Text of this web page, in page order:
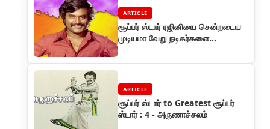
ARTICLE
சூப்பர் ஸ்டார் ரஜினியை சென்றடைய
முடியமா வேறு நடிகர்களை
ARTICLE
சூப்பர் ஸ்டார் to Greatest சூப்பர்
ஸ்டார் : 4 - அருணாச்சலம்